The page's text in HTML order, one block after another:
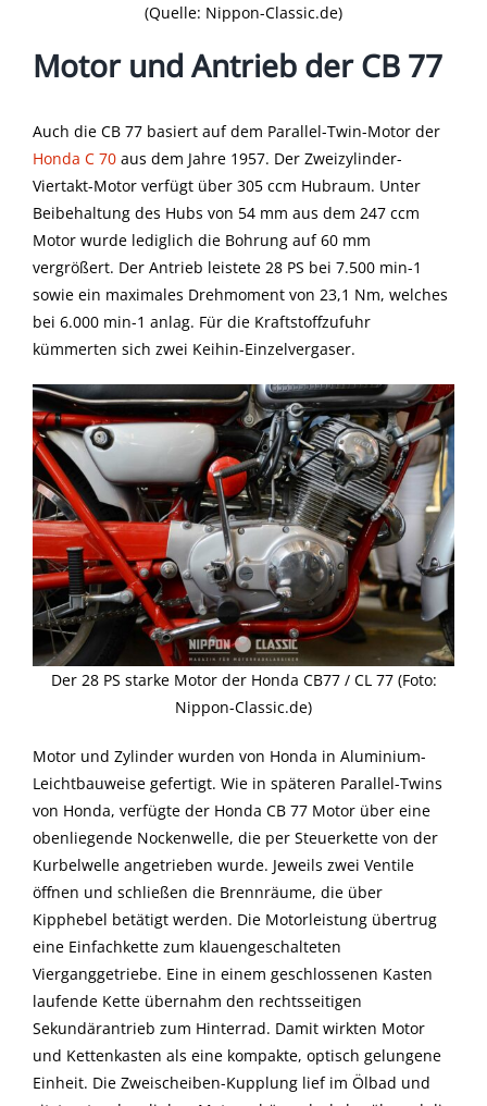
(Quelle: Nippon-Classic.de)
Motor und Antrieb der CB 77
Auch die CB 77 basiert auf dem Parallel-Twin-Motor der
Honda C 70 aus dem Jahre 1957. Der Zweizylinder-
Viertakt-Motor verfügt über 305 ccm Hubraum. Unter
Beibehaltung des Hubs von 54 mm aus dem 247 ccm
Motor wurde lediglich die Bohrung auf 60 mm
vergrößert. Der Antrieb leistete 28 PS bei 7.500 min-1
sowie ein maximales Drehmoment von 23,1 Nm, welches
bei 6.000 min-1 anlag. Für die Kraftstoffzufuhr
kümmerten sich zwei Keihin-Einzelvergaser.
Der 28 PS starke Motor der Honda CB77 / CL 77 (Foto:
Nippon-Classic.de)
Motor und Zylinder wurden von Honda in Aluminium-
Leichtbauweise gefertigt. Wie in späteren Parallel-Twins
von Honda, verfügte der Honda CB 77 Motor über eine
obenliegende Nockenwelle, die per Steuerkette von der
Kurbelwelle angetrieben wurde. Jeweils zwei Ventile
öffnen und schließen die Brennräume, die über
Kipphebel betätigt werden. Die Motorleistung übertrug
eine Einfachkette zum klauengeschalteten
Vierganggetriebe. Eine in einem geschlossenen Kasten
laufende Kette übernahm den rechtsseitigen
Sekundärantrieb zum Hinterrad. Damit wirkten Motor
und Kettenkasten als eine kompakte, optisch gelungene
Einheit. Die Zweischeiben-Kupplung lief im Ölbad und